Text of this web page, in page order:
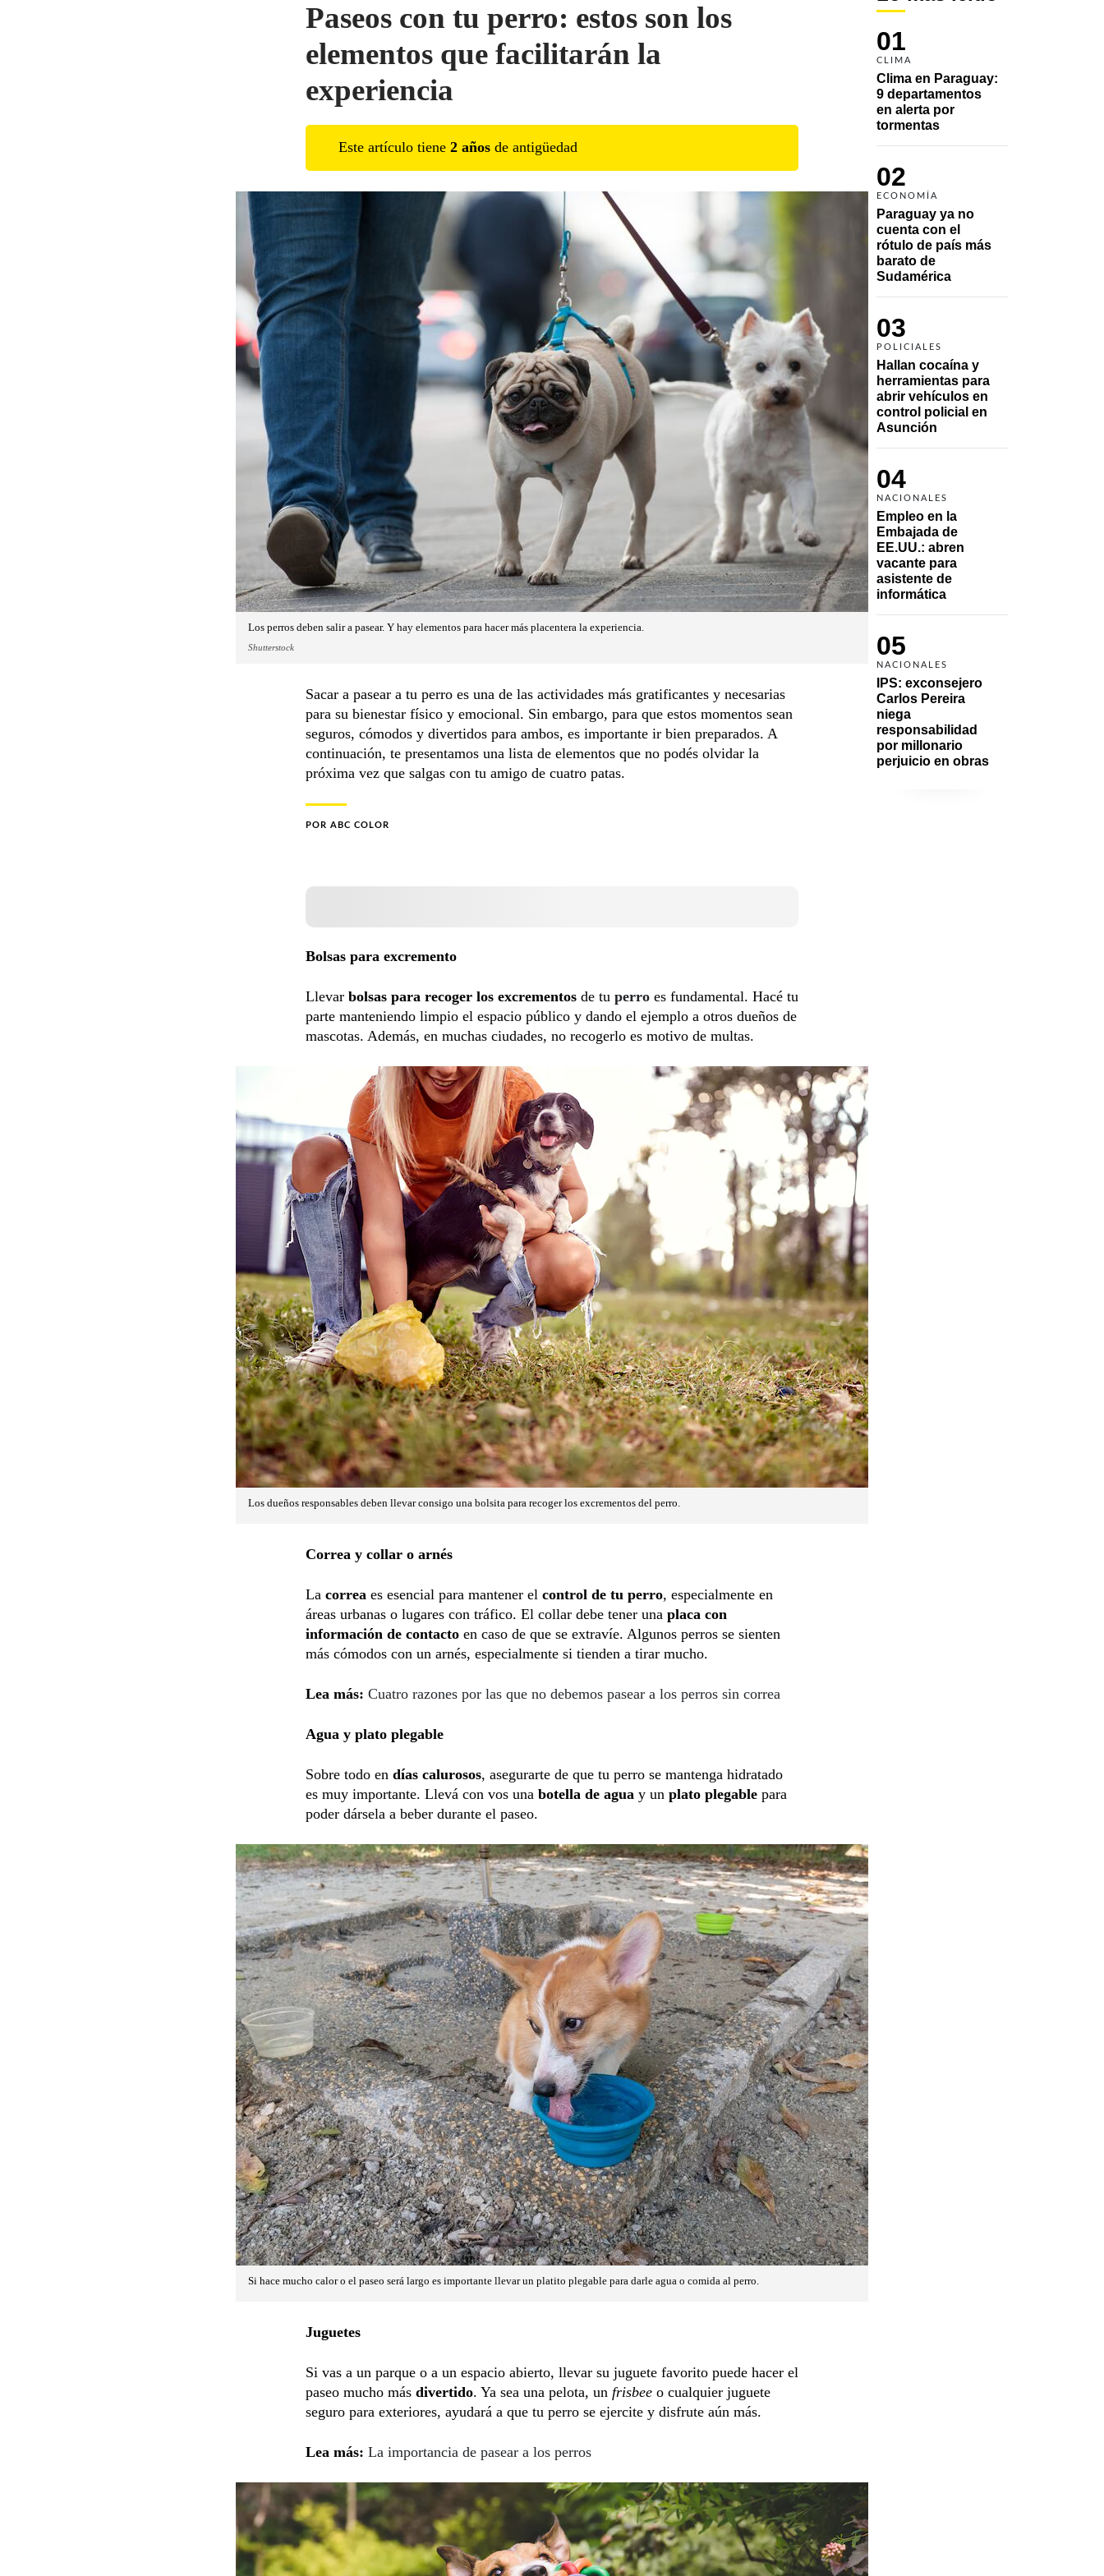
01
CLIMA
Clima en Paraguay:
9 departamentos
en alerta por
tormentas
02
ECONOMÍA
Paraguay ya no
cuenta con el
rótulo de país más
barato de
Sudamérica
03
POLICIALES
Hallan cocaína y
herramientas para
abrir vehículos en
control policial en
Asunción
04
NACIONALES
Empleo en la
Embajada de
EE.UU.: abren
vacante para
asistente de
informática
05
NACIONALES
IPS: exconsejero
Carlos Pereira
niega
responsabilidad
por millonario
perjuicio en obras
Paseos con tu perro: estos son los
elementos que facilitarán la
experiencia
Este artículo tiene 2 años de antigüedad
Los perros deben salir a pasear. Y hay elementos para hacer más placentera la experiencia.
Shutterstock
Sacar a pasear a tu perro es una de las actividades más gratificantes y necesarias
para su bienestar físico y emocional. Sin embargo, para que estos momentos sean
seguros, cómodos y divertidos para ambos, es importante ir bien preparados. A
continuación, te presentamos una lista de elementos que no podés olvidar la
próxima vez que salgas con tu amigo de cuatro patas.
POR ABC COLOR
Bolsas para excremento
Llevar bolsas para recoger los excrementos de tu perro es fundamental. Hacé tu
parte manteniendo limpio el espacio público y dando el ejemplo a otros dueños de
mascotas. Además, en muchas ciudades, no recogerlo es motivo de multas.
Los dueños responsables deben llevar consigo una bolsita para recoger los excrementos del perro.
Correa y collar o arnés
La correa es esencial para mantener el control de tu perro, especialmente en
áreas urbanas o lugares con tráfico. El collar debe tener una placa con
información de contacto en caso de que se extravíe. Algunos perros se sienten
más cómodos con un arnés, especialmente si tienden a tirar mucho.
Lea más: Cuatro razones por las que no debemos pasear a los perros sin correa
Agua y plato plegable
Sobre todo en días calurosos, asegurarte de que tu perro se mantenga hidratado
es muy importante. Llevá con vos una botella de agua y un plato plegable para
poder dársela a beber durante el paseo.
Si hace mucho calor o el paseo será largo es importante llevar un platito plegable para darle agua o comida al perro.
Juguetes
Si vas a un parque o a un espacio abierto, llevar su juguete favorito puede hacer el
paseo mucho más divertido. Ya sea una pelota, un frisbee o cualquier juguete
seguro para exteriores, ayudará a que tu perro se ejercite y disfrute aún más.
Lea más: La importancia de pasear a los perros